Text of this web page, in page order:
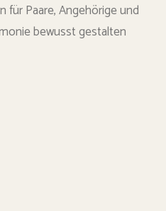
für Paare, Angehörige und
bewusst gestalten